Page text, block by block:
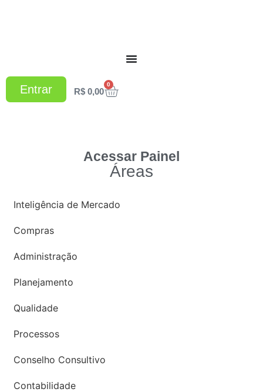
Entrar R$ 0,00
0
Acessar Painel
Áreas
Inteligência de Mercado
Compras
Administração
Planejamento
Qualidade
Processos
Conselho Consultivo
Contabilidade